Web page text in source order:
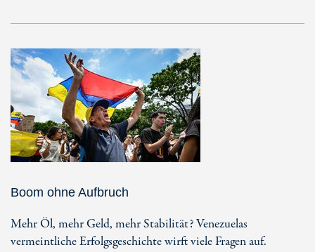
Boom ohne Aufbruch
Mehr Öl, mehr Geld, mehr Stabilität? Venezuelas
vermeintliche Erfolgsgeschichte wirft viele Fragen auf.